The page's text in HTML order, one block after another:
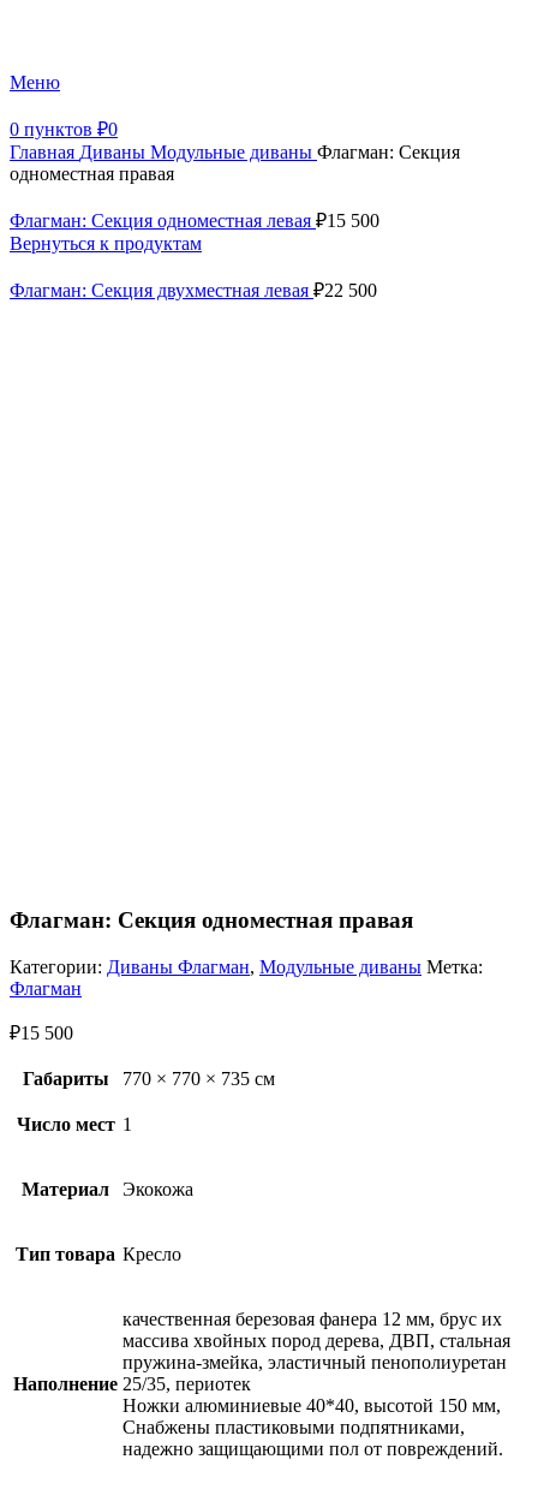
Меню
0 пунктов ₽0
Главная Диваны Модульные диваны Флагман: Секция
одноместная правая
Флагман: Секция одноместная левая ₽15 500
Вернуться к продуктам
Флагман: Секция двухместная левая ₽22 500
Флагман: Секция одноместная правая
Категории: Диваны Флагман, Модульные диваны Метка:
Флагман
₽15 500
Габариты 770 × 770 × 735 см
Число мест 1
Материал Экокожа
Тип товара Кресло
Наполнение
качественная березовая фанера 12 мм, брус их
массива хвойных пород дерева, ДВП, стальная
пружина-змейка, эластичный пенополиуретан
25/35, периотек
Ножки алюминиевые 40*40, высотой 150 мм,
Снабжены пластиковыми подпятниками,
надежно защищающими пол от повреждений.